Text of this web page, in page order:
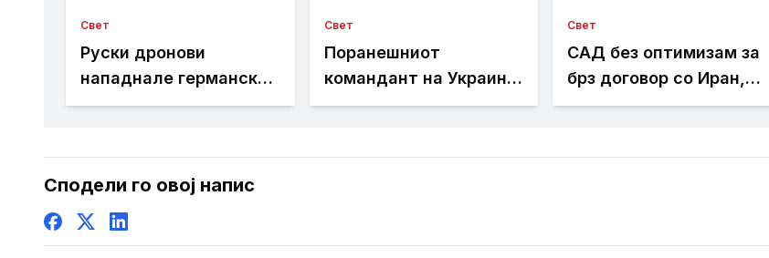
Свет
Руски дронови
нападнале германски
товарен брод
Свет
Поранешниот
командант на Украина:
Русија најде начини да
западното оружје
Свет
САД без оптимизам за
брз договор со Иран,
Венс најави долги
Сподели го овој напис